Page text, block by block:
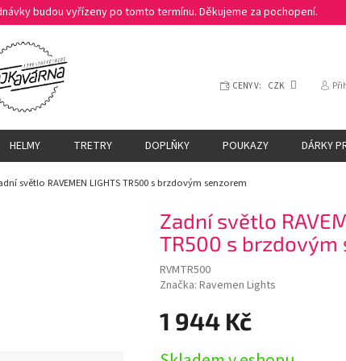
budou vyřízeny po tomto termínu. Děkujeme za pochopení.
CENY V: CZK
HELMY TRETRY DOPLŇKY POUKAZY DÁRKY
světlo RAVEMEN LIGHTS TR500 s brzdovým senzorem
Zadní světlo
TR500 s brzdovým
RVMTR500
Značka: Ravemen Lights
1 944 Kč